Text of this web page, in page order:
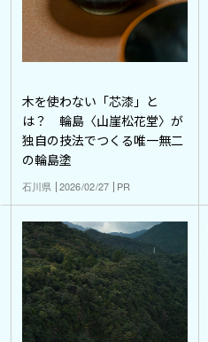
木を使わない「芯漆」と
は？ 輪島〈山崖松花堂〉が
独自の技法でつくる唯一無二
の輪島塗
石川県 2026/02/27 PR